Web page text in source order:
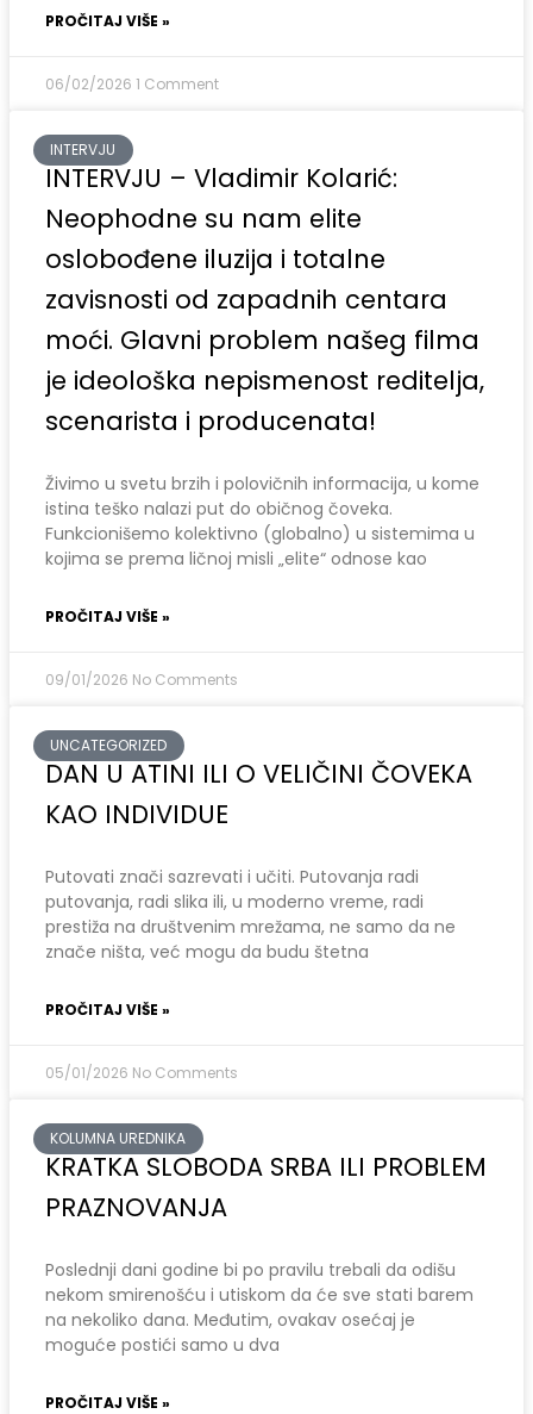
PROČITAJ VIŠE »
06/02/2026 1 Comment
INTERVJU
INTERVJU – Vladimir Kolarić:
Neophodne su nam elite
oslobođene iluzija i totalne
zavisnosti od zapadnih centara
moći. Glavni problem našeg filma
je ideološka nepismenost reditelja,
scenarista i producenata!
Živimo u svetu brzih i polovičnih informacija, u kome
istina teško nalazi put do običnog čoveka.
Funkcionišemo kolektivno (globalno) u sistemima u
kojima se prema ličnoj misli „elite“ odnose kao
PROČITAJ VIŠE »
09/01/2026 No Comments
UNCATEGORIZED
DAN U ATINI ILI O VELIČINI ČOVEKA
KAO INDIVIDUE
Putovati znači sazrevati i učiti. Putovanja radi
putovanja, radi slika ili, u moderno vreme, radi
prestiža na društvenim mrežama, ne samo da ne
znače ništa, već mogu da budu štetna
PROČITAJ VIŠE »
05/01/2026 No Comments
KOLUMNA UREDNIKA
KRATKA SLOBODA SRBA ILI PROBLEM
PRAZNOVANJA
Poslednji dani godine bi po pravilu trebali da odišu
nekom smirenošću i utiskom da će sve stati barem
na nekoliko dana. Međutim, ovakav osećaj je
moguće postići samo u dva
PROČITAJ VIŠE »